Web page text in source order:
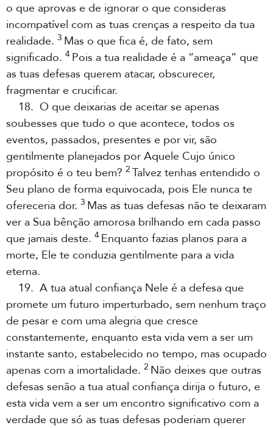
o que aprovas e de ignorar o que consideras
incompatível com as tuas crenças a respeito da tua
realidade. 3 Mas o que fica é, de fato, sem
significado. 4 Pois a tua realidade é a “ameaça” que
as tuas defesas querem atacar, obscurecer,
fragmentar e crucificar.
18. O que deixarias de aceitar se apenas
soubesses que tudo o que acontece, todos os
eventos, passados, presentes e por vir, são
gentilmente planejados por Aquele Cujo único
propósito é o teu bem? 2 Talvez tenhas entendido o
Seu plano de forma equivocada, pois Ele nunca te
ofereceria dor. 3 Mas as tuas defesas não te deixaram
ver a Sua bênção amorosa brilhando em cada passo
que jamais deste. 4 Enquanto fazias planos para a
morte, Ele te conduzia gentilmente para a vida
eterna.
19. A tua atual confiança Nele é a defesa que
promete um futuro imperturbado, sem nenhum traço
de pesar e com uma alegria que cresce
constantemente, enquanto esta vida vem a ser um
instante santo, estabelecido no tempo, mas ocupado
apenas com a imortalidade. 2 Não deixes que outras
defesas senão a tua atual confiança dirija o futuro, e
esta vida vem a ser um encontro significativo com a
verdade que só as tuas defesas poderiam querer